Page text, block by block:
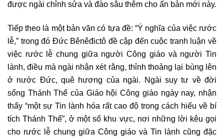
được ngài chỉnh sửa và đào sâu thêm cho ấn bản mới này.
Tiếp theo là một bản văn có tựa đề: “Ý nghĩa của việc rước
lễ,” trong đó Đức Bênêđictô đề cập đến cuộc tranh luận về
việc rước lễ chung giữa người Công giáo và người Tin
lành, điều mà ngài nhận xét rằng, thỉnh thoảng lại bùng lên
ở nước Đức, quê hương của ngài. Ngài suy tư về đời
sống Thánh Thể của Giáo hội Công giáo ngày nay, nhận
thấy “một sự Tin lành hóa rất cao độ trong cách hiểu về bí
tích Thánh Thể”, ở một số khu vực, nơi những lời kêu gọi
cho rước lễ chung giữa Công giáo và Tin lành cũng đặc